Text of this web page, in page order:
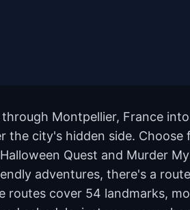
Montpellier, France
the city's hidden side.
Quest and Murder
adventures, there's a
routes cover 54 landmarks,